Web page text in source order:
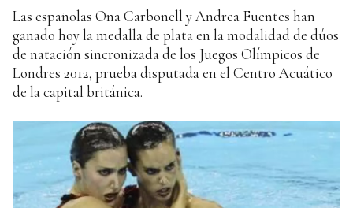
Las españolas Ona Carbonell y Andrea Fuentes han
ganado hoy la medalla de plata en la modalidad de dúos
de natación sincronizada de los Juegos Olímpicos de
Londres 2012, prueba disputada en el Centro Acuático
de la capital británica.